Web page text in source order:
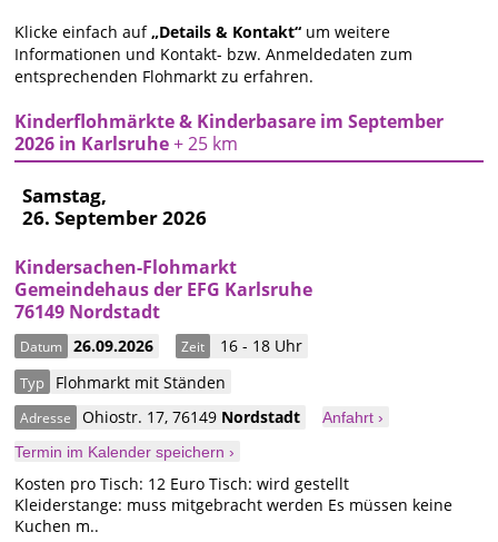
Klicke einfach auf„Details & Kontakt“ um weitere
Informationen und Kontakt- bzw. Anmeldedaten zum
entsprechenden Flohmarkt zu erfahren.
Kinderflohmärkte & Kinderbasare im September
2026 in Karlsruhe+ 25 km
Samstag,
26. September 2026
Kindersachen-Flohmarkt
Gemeindehaus der EFG Karlsruhe
76149 Nordstadt
Datum 26.09.2026 Zeit 16 - 18 Uhr
Typ Flohmarkt mit Ständen
Adresse Ohiostr. 17,76149 Nordstadt
Anfahrt ›
Termin im Kalender speichern ›
Kosten pro Tisch: 12 Euro Tisch: wird gestellt
Kleiderstange: muss mitgebracht werden Es müssen keine
Kuchen m..